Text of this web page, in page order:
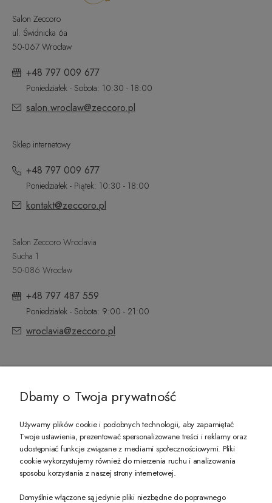
Salon Zeccoro
ul. Świdnicka 6a
50-067 Wrocław
+48 797 009 677
Poniedziałek - Sobota: 10:30 - 18:00
salon.wroclaw@zeccoro.pl
Sklep internetowy
+48 797 009 677
Poniedziałek - Piątek: 10:30 - 18:00
kontakt@zeccoro.pl
Salon Zeccoro Wroclavia
Sucha 1
50-086 Wrocław
+48 797 487 559
Poniedziałek - Sobota: 9:00 - 21:00
wroclavia@zeccoro.pl
PREZENT DLA CIEBIE!
-10% na pierwsze zakupy na zeccoro.pl Gdy zapiszesz się do naszego
Dbamy o Twoja prywatność
Używamy plików cookie i podobnych technologii, aby zapamiętać
Twoje ustawienia, prezentować spersonalizowane treści i reklamy oraz
udostępniać funkcje związane z mediami społecznościowymi. Pliki
cookie wykorzystujemy również do mierzenia ruchu i analizowania
sposobu korzystania z naszej strony internetowej.
Domyślnie włączone są jedynie pliki niezbędne do poprawnego